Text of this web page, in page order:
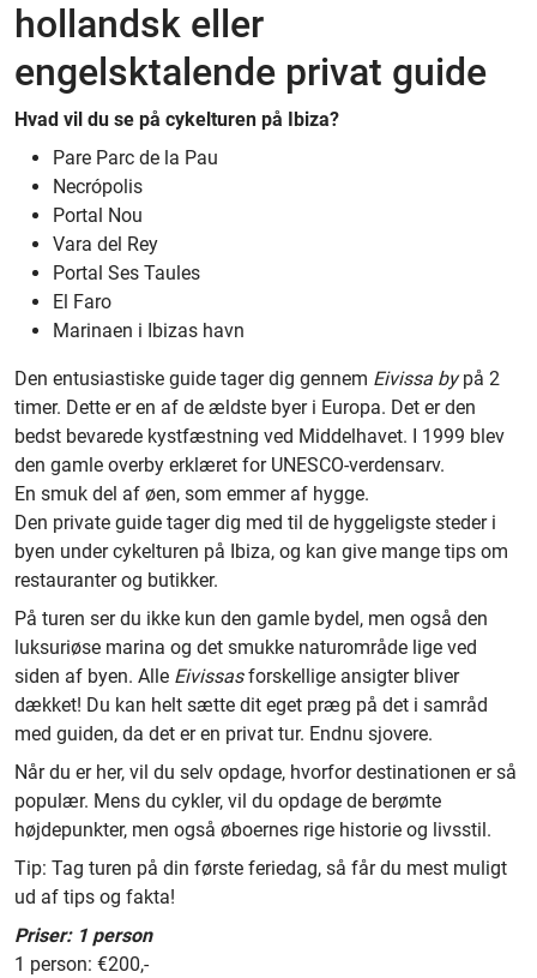
hollandsk eller
engelsktalende privat guide
Hvad vil du se på cykelturen på Ibiza?
Pare Parc de la Pau
Necrópolis
Portal Nou
Vara del Rey
Portal Ses Taules
El Faro
Marinaen i Ibizas havn
Den entusiastiske guide tager dig gennem Eivissa bypå 2
timer. Dette er en af de ældste byer i Europa. Det er den
bedst bevarede kystfæstning ved Middelhavet. I 1999 blev
den gamle overby erklæret for UNESCO-verdensarv.
En smuk del af øen, som emmer af hygge.
Den private guide tager dig med til de hyggeligste steder i
byen under cykelturen på Ibiza, og kan give mange tips om
restauranter og butikker.
På turen ser du ikke kun den gamle bydel, men også den
luksuriøse marina og det smukke naturområde lige ved
siden af byen. Alle Eivissasforskellige ansigter bliver
dækket! Du kan helt sætte dit eget præg på det i samråd
med guiden, da det er en privat tur. Endnu sjovere.
Når du er her, vil du selv opdage, hvorfor destinationen er så
populær. Mens du cykler, vil du opdage de berømte
højdepunkter, men også øboernes rige historie og livsstil.
Tip: Tag turen på din første feriedag, så får du mest muligt
ud af tips og fakta!
Priser: 1 person
1 person: €200,-